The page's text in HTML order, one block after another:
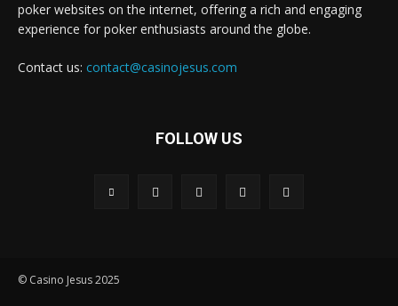
poker websites on the internet, offering a rich and engaging
experience for poker enthusiasts around the globe.
Contact us: contact@casinojesus.com
FOLLOW US
© Casino Jesus 2025